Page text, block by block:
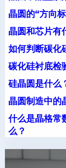
晶圆的“方向
晶圆和芯片有
如何判断碳化
碳化硅衬底检
硅晶圆是什么
晶圆制造中的
什么是晶格常
么？